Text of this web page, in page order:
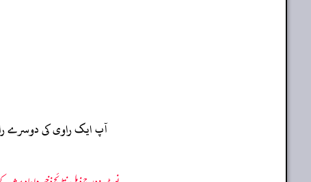
آپ ایک راوی کی دوسرے